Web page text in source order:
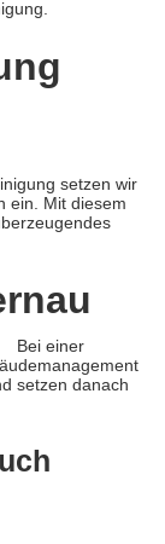
setzen wir
ein. Mit diesem
Bei einer
setzen danach